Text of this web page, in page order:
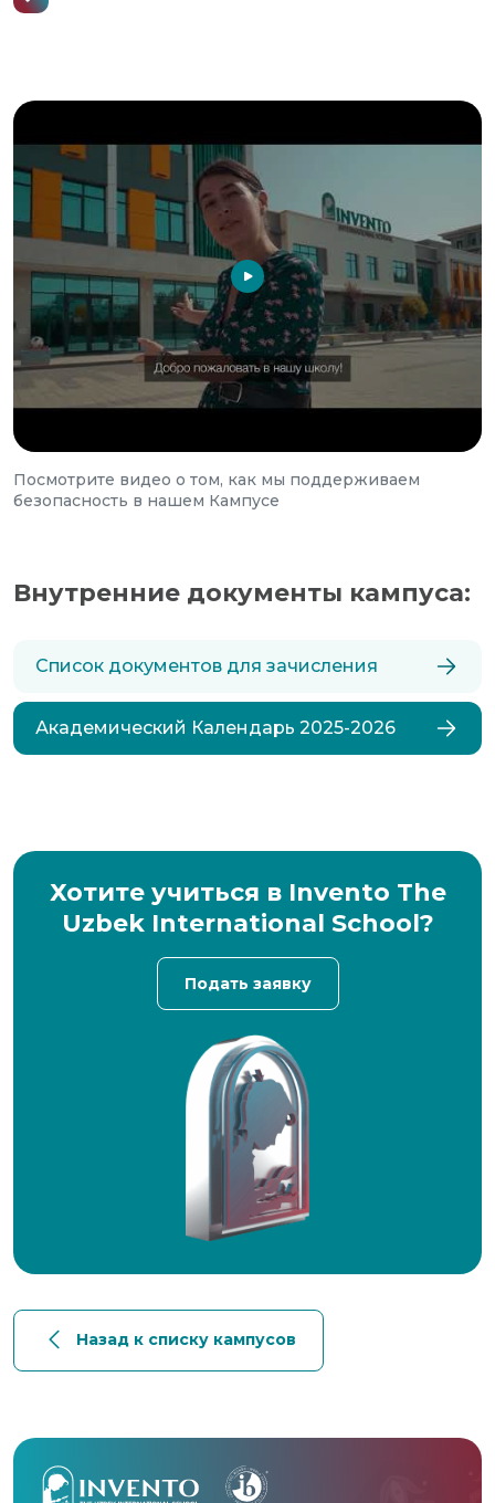
Посмотрите видео о том, как мы поддерживаем
безопасность в нашем Кампусе
Внутренние документы кампуса:
Список документов для зачисления
Академический Календарь 2025-2026
Хотите учиться в Invento The
Uzbek International School?
Подать заявку
Назад к списку кампусов